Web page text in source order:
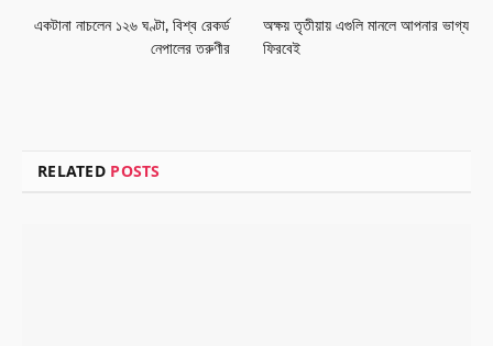
একটানা নাচলেন ১২৬ ঘণ্টা, বিশ্ব রেকর্ড
নেপালের তরুণীর
অক্ষয় তৃতীয়ায় এগুলি মানলে আপনার ভাগ্য
ফিরবেই
RELATED POSTS